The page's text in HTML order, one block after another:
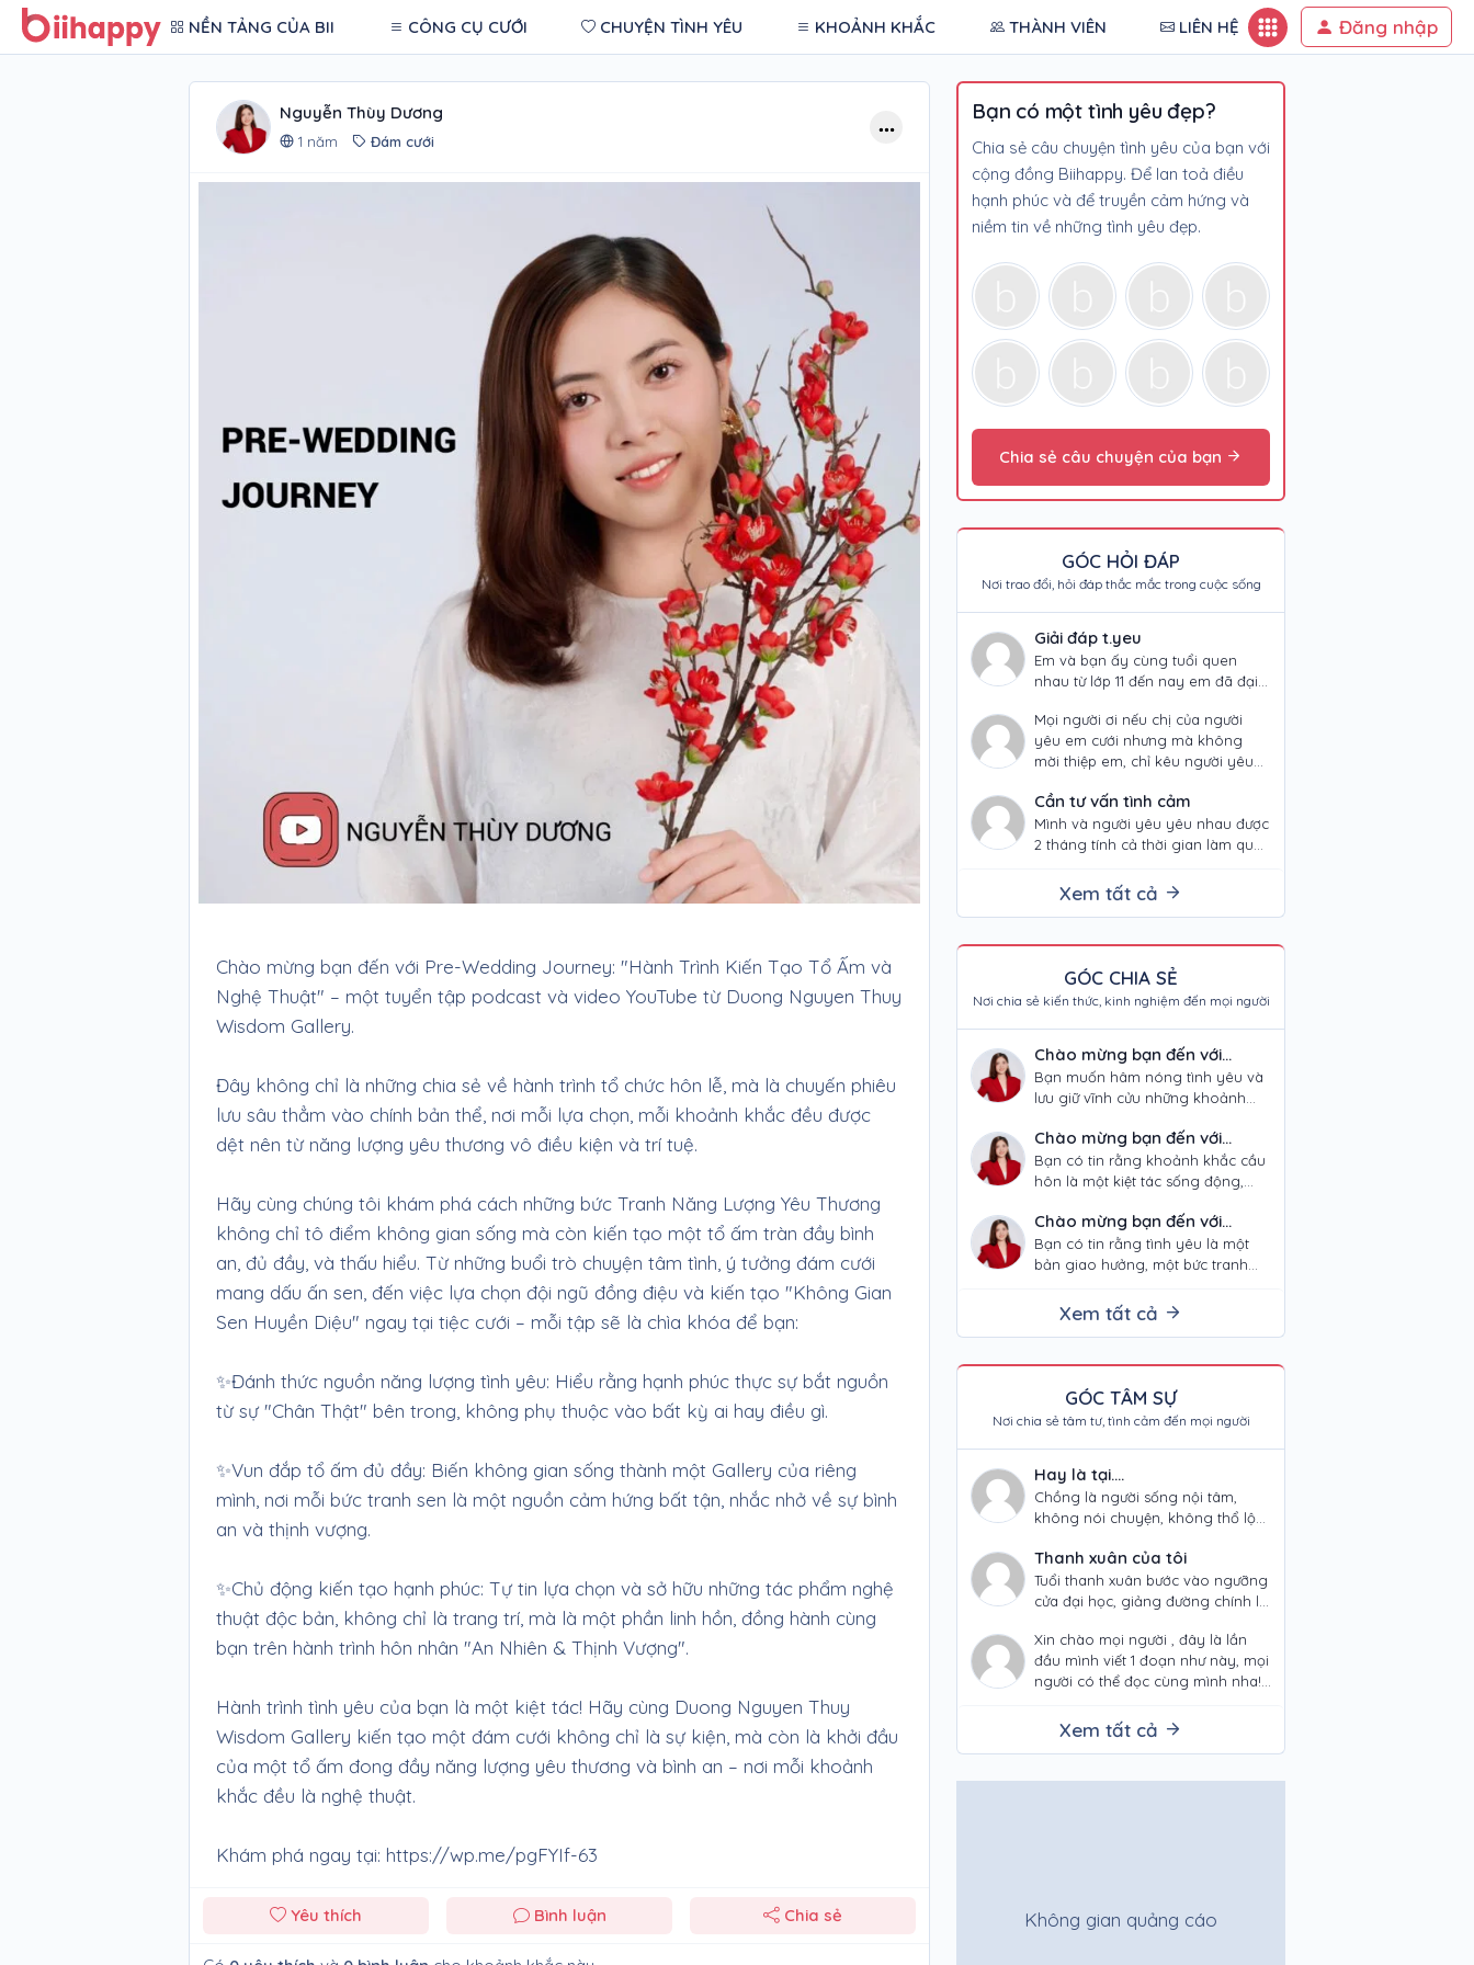
NỀN TẢNG CỦA BII CÔNG CỤ CƯỚI CHUYỆN TÌNH YÊU KHOẢNH KHẮC THÀNH VIÊN LIÊN HỆ Đăng nhập
Nguyễn Thùy Dương
1 năm Đám cưới
Chào mừng bạn đến với Pre-Wedding Journey: "Hành Trình Kiến Tạo Tổ Ấm và
Nghệ Thuật" – một tuyển tập podcast và video YouTube từ Duong Nguyen Thuy
Wisdom Gallery.
Đây không chỉ là những chia sẻ về hành trình tổ chức hôn lễ, mà là chuyến phiêu
lưu sâu thẳm vào chính bản thể, nơi mỗi lựa chọn, mỗi khoảnh khắc đều được
dệt nên từ năng lượng yêu thương vô điều kiện và trí tuệ.
Hãy cùng chúng tôi khám phá cách những bức Tranh Năng Lượng Yêu Thương
không chỉ tô điểm không gian sống mà còn kiến tạo một tổ ấm tràn đầy bình
an, đủ đầy, và thấu hiểu. Từ những buổi trò chuyện tâm tình, ý tưởng đám cưới
mang dấu ấn sen, đến việc lựa chọn đội ngũ đồng điệu và kiến tạo "Không Gian
Sen Huyền Diệu" ngay tại tiệc cưới – mỗi tập sẽ là chìa khóa để bạn:
✨Đánh thức nguồn năng lượng tình yêu: Hiểu rằng hạnh phúc thực sự bắt nguồn
từ sự "Chân Thật" bên trong, không phụ thuộc vào bất kỳ ai hay điều gì.
✨Vun đắp tổ ấm đủ đầy: Biến không gian sống thành một Gallery của riêng
mình, nơi mỗi bức tranh sen là một nguồn cảm hứng bất tận, nhắc nhở về sự bình
an và thịnh vượng.
✨Chủ động kiến tạo hạnh phúc: Tự tin lựa chọn và sở hữu những tác phẩm nghệ
thuật độc bản, không chỉ là trang trí, mà là một phần linh hồn, đồng hành cùng
bạn trên hành trình hôn nhân "An Nhiên & Thịnh Vượng".
Hành trình tình yêu của bạn là một kiệt tác! Hãy cùng Duong Nguyen Thuy
Wisdom Gallery kiến tạo một đám cưới không chỉ là sự kiện, mà còn là khởi đầu
của một tổ ấm đong đầy năng lượng yêu thương và bình an – nơi mỗi khoảnh
khắc đều là nghệ thuật.
Khám phá ngay tại: https://wp.me/pgFYIf-63
Yêu thích Bình luận Chia sẻ
Bạn có một tình yêu đẹp?
Chia sẻ câu chuyện tình yêu của bạn với
cộng đồng Biihappy. Để lan toả điều
hạnh phúc và để truyền cảm hứng và
niềm tin về những tình yêu đẹp.
Chia sẻ câu chuyện của bạn
GÓC HỎI ĐÁP
Nơi trao đổi, hỏi đáp thắc mắc trong cuộc sống
Giải đáp t.yeu
Em và bạn ấy cùng tuổi quen
nhau từ lớp 11 đến nay em đã đại
Mọi người ơi nếu chị của người
yêu em cưới nhưng mà không
mời thiệp em, chỉ kêu người yêu
Cần tư vấn tình cảm
Mình và người yêu yêu nhau được
2 tháng tính cả thời gian làm quen
mình đã…
Xem tất cả
GÓC CHIA SẺ
Nơi chia sẻ kiến thức, kinh nghiệm đến mọi người
Chào mừng bạn đến với
podcast LOVING JOURNEY –
"NƠI TÌNH YÊU THÀNH KIỆT
TÁC NGHỆ THUẬT"!
Bạn muốn hâm nóng tình yêu và
lưu giữ vĩnh cửu những khoảnh
mình? Từ ánh mắt…
Chào mừng bạn đến với
podcast LOVING JOURNEY –
"KIẾN TẠO HÀNH TRÌNH CẦU
HÔN VÀ NGHỆ THUẬT"!
Bạn có tin rằng khoảnh khắc cầu
hôn là một kiệt tác sống động,
Đó là tuyên…
Chào mừng bạn đến với
podcast LOVING JOURNEY –
“KIẾN TẠO HÀNH TRÌNH TÌNH
Bạn có tin rằng tình yêu là một
bản giao hưởng, một bức tranh
giữ mãi mãi? Trong…
Xem tất cả
GÓC TÂM SỰ
Nơi chia sẻ tâm tư, tình cảm đến mọi người
Hay là tại....
Chồng là người sống nội tâm,
không nói chuyện, không thổ lộ
người tính tình thất thường,…
Thanh xuân của tôi
Tuổi thanh xuân bước vào ngưỡng
cửa đại học, giảng đường chính là
nhau và đã yêu…
Xin chào mọi người , đây là lần
đầu mình viết 1 đoạn như này, mọi
người có thể đọc cùng mình nha!
Xem tất cả